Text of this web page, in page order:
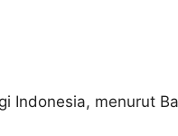
Indonesia, menurut